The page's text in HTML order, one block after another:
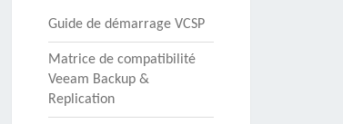
Guide de démarrage VCSP
Matrice de compatibilité
Veeam Backup &
Replication